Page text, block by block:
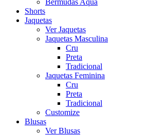
Bermudas Aqua
Shorts
Jaquetas
Ver Jaquetas
Jaquetas Masculina
Cru
Preta
Tradicional
Jaquetas Feminina
Cru
Preta
Tradicional
Customize
Blusas
Ver Blusas